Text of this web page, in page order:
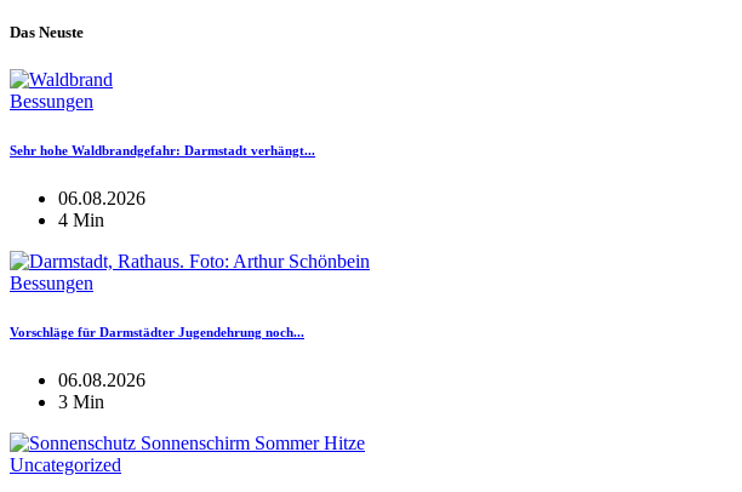
Das Neuste
Bessungen
Sehr hohe Waldbrandgefahr: Darmstadt verhängt...
06.08.2026
4 Min
Bessungen
Vorschläge für Darmstädter Jugendehrung noch...
06.08.2026
3 Min
Uncategorized